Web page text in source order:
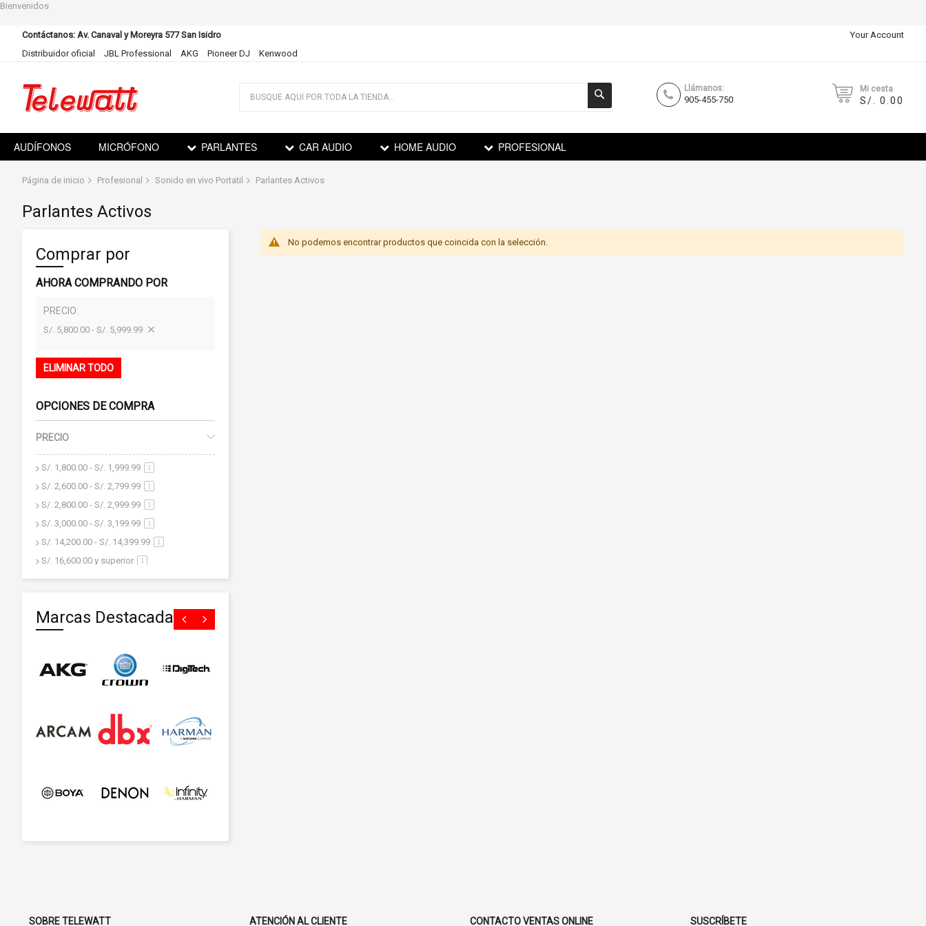
Bienvenidos
Contáctanos: Av. Canaval y Moreyra 577 San Isidro
Distribuidor oficial
JBL Professional AKG Pioneer DJ Kenwood
Your Account
Llámanos:
905-455-750
Mi cesta
S/. 0.00
contenido
AUDÍFONOS MICRÓFONO PARLANTES CAR AUDIO HOME AUDIO PROFESIONAL
Página de inicio Profesional Sonido en vivo Portatil Parlantes Activos
Parlantes Activos
No podemos encontrar productos que coincida con la selección.
Comprar por
AHORA COMPRANDO POR
PRECIO
S/. 5,800.00 - S/. 5,999.99
ELIMINAR TODO
OPCIONES DE COMPRA
PRECIO
S/. 1,800.00 - S/. 1,999.99 1
S/. 2,600.00 - S/. 2,799.99 1
S/. 2,800.00 - S/. 2,999.99 1
S/. 3,000.00 - S/. 3,199.99 1
S/. 14,200.00 - S/. 14,399.99 1
S/. 16,600.00 y superior 1
Marcas Destacadas
SOBRE TELEWATT ATENCIÓN AL CLIENTE CONTACTO VENTAS ONLINE SUSCRÍBETE